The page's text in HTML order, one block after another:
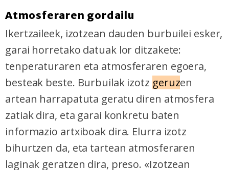
Atmosferaren gordailu
Ikertzaileek, izotzean dauden burbuilei esker,
garai horretako datuak lor ditzakete:
tenperaturaren eta atmosferaren egoera,
besteak beste. Burbuilak izotz geruzen
artean harrapatuta geratu diren atmosfera
zatiak dira, eta garai konkretu baten
informazio artxiboak dira. Elurra izotz
bihurtzen da, eta tartean atmosferaren
laginak geratzen dira, preso. «Izotzean